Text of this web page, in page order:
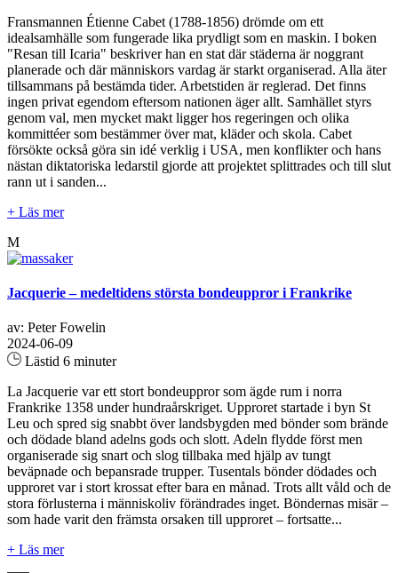
Fransmannen Étienne Cabet (1788-1856) drömde om ett
idealsamhälle som fungerade lika prydligt som en maskin. I boken
"Resan till Icaria" beskriver han en stat där städerna är noggrant
planerade och där människors vardag är starkt organiserad. Alla äter
tillsammans på bestämda tider. Arbetstiden är reglerad. Det finns
ingen privat egendom eftersom nationen äger allt. Samhället styrs
genom val, men mycket makt ligger hos regeringen och olika
kommittéer som bestämmer över mat, kläder och skola. Cabet
försökte också göra sin idé verklig i USA, men konflikter och hans
nästan diktatoriska ledarstil gjorde att projektet splittrades och till slut
rann ut i sanden...
+ Läs mer
M
Jacquerie – medeltidens största bondeuppror i Frankrike
av: Peter Fowelin
2024-06-09
Lästid 6 minuter
La Jacquerie var ett stort bondeuppror som ägde rum i norra
Frankrike 1358 under hundraårskriget. Upproret startade i byn St
Leu och spred sig snabbt över landsbygden med bönder som brände
och dödade bland adelns gods och slott. Adeln flydde först men
organiserade sig snart och slog tillbaka med hjälp av tungt
beväpnade och bepansrade trupper. Tusentals bönder dödades och
upproret var i stort krossat efter bara en månad. Trots allt våld och de
stora förlusterna i människoliv förändrades inget. Böndernas misär –
som hade varit den främsta orsaken till upproret – fortsatte...
+ Läs mer